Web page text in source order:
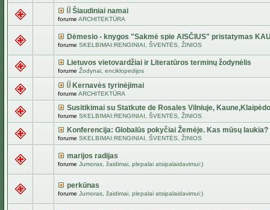
Šiaudiniai namai
forume ARCHITEKTŪRA
Dėmesio - knygos "Sakmė spie AISČIUS" pristatymas
forume SKELBIMAI:RENGINIAI, ŠVENTĖS, ŽINIOS
Lietuvos vietovardžiai ir Literatūros terminų žodynėlis
forume Žodynai, enciklopedijos
Kernavės tyrinėjimai
forume ARCHITEKTŪRA
Susitikimai su Statkute de Rosales Vilniuje,
forume SKELBIMAI:RENGINIAI, ŠVENTĖS, ŽINIOS
Konferencija: Globalūs pokyčiai Žemėje. Kas mūsų laukia?
forume SKELBIMAI:RENGINIAI, ŠVENTĖS, ŽINIOS
marijos radijas
forume Jumoras, žaidimai, plepalai atsipalaidavimui:)
perkūnas
forume Jumoras, žaidimai, plepalai atsipalaidavimui:)